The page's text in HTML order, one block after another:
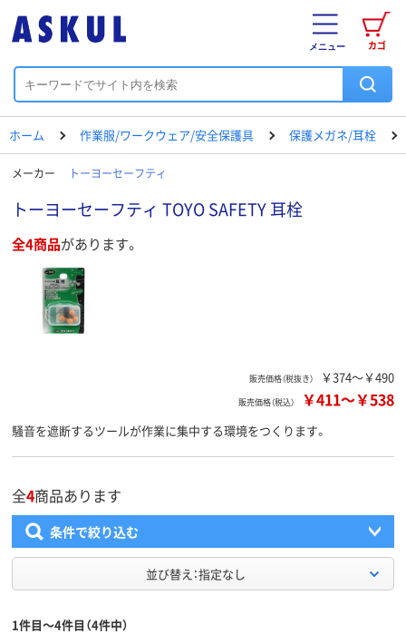
カゴ
メニュー
ホーム 作業服/ワークウェア/安全保護具 保護メガネ/耳栓
メーカー トーヨーセーフティ
トーヨーセーフティ TOYO SAFETY 耳栓
全4商品があります。
販売価格（税抜き） ￥374～￥490
販売価格（税込） ￥411～￥538
騒音を遮断するツールが作業に集中する環境をつくります。
全4商品あります
条件で絞り込む
並び替え：指定なし
1件目～4件目（4件中）